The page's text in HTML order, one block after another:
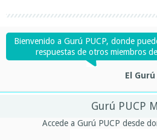
Bienvenido a Gurú PUCP, donde
respuestas de otros miembros
El Gurú
Gurú PUCP
Accede a Gurú PUCP desde